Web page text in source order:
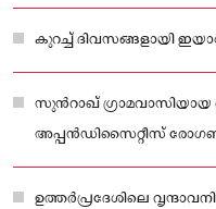
കുറച്ച് ദിവസങ്ങളായി
സുൻറാഖ്
അപ്പൻഡിസൈറ്റീസ്
ഉത്തർപ്രദേശിലെ